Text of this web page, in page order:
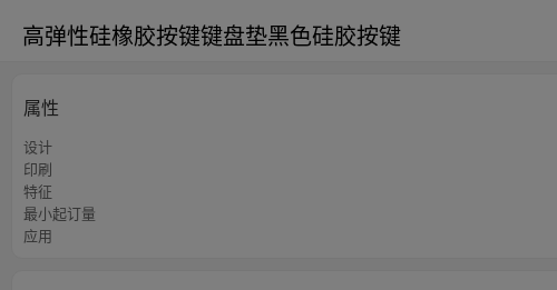
高弹性硅橡胶按键键盘垫黑色硅胶按键
属性
设计
印刷
特征
最小起订量
应用